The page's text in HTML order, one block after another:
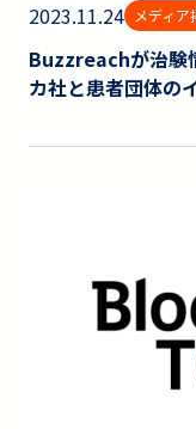
2023.11.24 メディア
Buzzreachが治験
カ社と患者団体の